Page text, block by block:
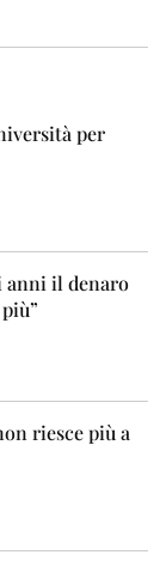
per
anni il denaro
riesce più a